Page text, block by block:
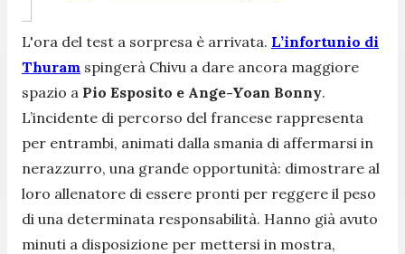
L'ora del test a sorpresa è arrivata. L’infortunio di
Thuram spingerà Chivu a dare ancora maggiore
spazio a Pio Esposito e Ange-Yoan Bonny.
L’incidente di percorso del francese rappresenta
per entrambi, animati dalla smania di affermarsi in
nerazzurro, una grande opportunità: dimostrare al
loro allenatore di essere pronti per reggere il peso
di una determinata responsabilità. Hanno già avuto
minuti a disposizione per mettersi in mostra,